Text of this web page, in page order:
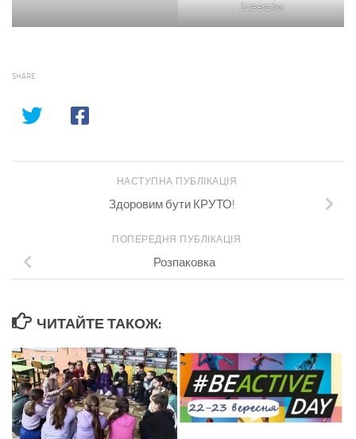
Screenshot
SHARE
НАСТУПНА ПУБЛІКАЦІЯ
Здоровим бути КРУТО!
ПОПЕРЕДНЯ ПУБЛІКАЦІЯ
Розпаковка
ЧИТАЙТЕ ТАКОЖ: